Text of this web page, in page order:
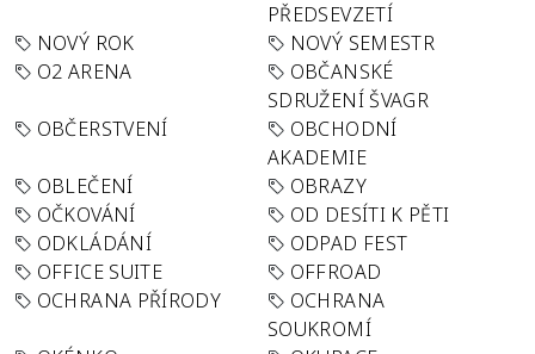
PŘEDSEVZETÍ
NOVÝ ROK
NOVÝ SEMESTR
O2 ARENA
OBČANSKÉ
SDRUŽENÍ ŠVAGR
OBČERSTVENÍ
OBCHODNÍ
AKADEMIE
OBLEČENÍ
OBRAZY
OČKOVÁNÍ
OD DESÍTI K PĚTI
ODKLÁDÁNÍ
ODPAD FEST
OFFICE SUITE
OFFROAD
OCHRANA PŘÍRODY
OCHRANA
SOUKROMÍ